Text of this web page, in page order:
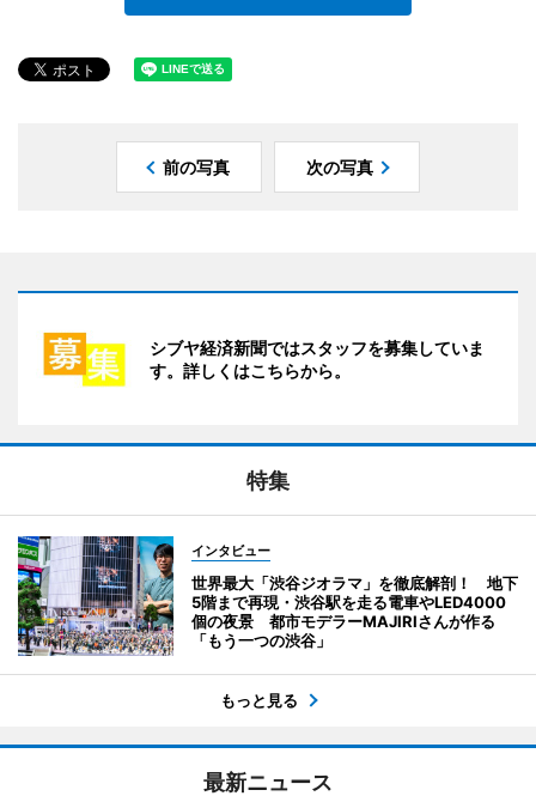
前の写真 次の写真
シブヤ経済新聞ではスタッフを募集していま
す。詳しくはこちらから。
特集
インタビュー
世界最大「渋谷ジオラマ」を徹底解剖！ 地下
5階まで再現・渋谷駅を走る電車やLED4000
個の夜景 都市モデラーMAJIRIさんが作る
「もう一つの渋谷」
もっと見る
最新ニュース